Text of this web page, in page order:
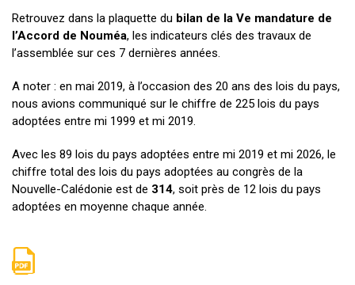
Retrouvez dans la plaquette du bilan de la Ve mandature de
l’Accord de Nouméa, les indicateurs clés des travaux de
l’assemblée sur ces 7 dernières années.
A noter : en mai 2019, à l’occasion des 20 ans des lois du pays,
nous avions communiqué sur le chiffre de 225 lois du pays
adoptées entre mi 1999 et mi 2019.
Avec les 89 lois du pays adoptées entre mi 2019 et mi 2026, le
chiffre total des lois du pays adoptées au congrès de la
Nouvelle-Calédonie est de 314, soit près de 12 lois du pays
adoptées en moyenne chaque année.